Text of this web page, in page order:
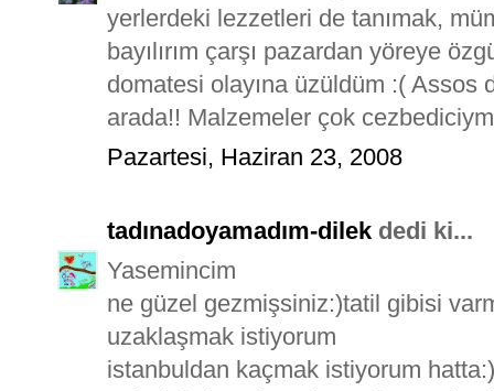
yerlerdeki lezzetleri de tanımak,
bayılırım çarşı pazardan yöreye
domatesi olayına üzüldüm :( Assos
arada!! Malzemeler çok
Pazartesi, Haziran 23, 2008
tadınadoyamadım-dilek dedi ki...
Yasemincim
ne güzel gezmişsiniz:)tatil gibisi
uzaklaşmak istiyorum
istanbuldan kaçmak istiyorum hatta:)